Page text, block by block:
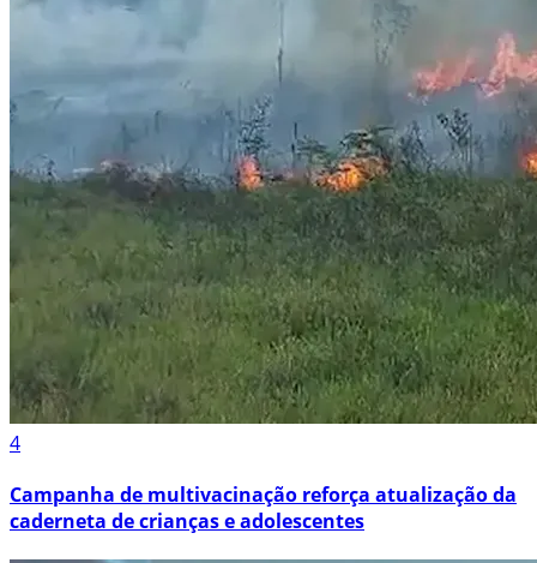
4
Campanha de multivacinação reforça atualização da
caderneta de crianças e adolescentes